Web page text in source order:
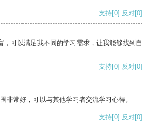
支持[0] 反对[0]
，可以满足我不同的学习需求，让我能够找到自
支持[0] 反对[0]
非常好，可以与其他学习者交流学习心得。
支持[0] 反对[0]